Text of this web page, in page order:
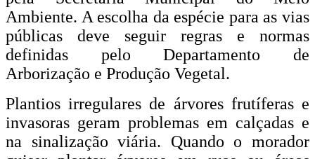
Ambiente. A escolha da espécie para as vias
públicas deve seguir regras e normas
definidas pelo Departamento de
Arborização e Produção Vegetal.
Plantios irregulares de árvores frutíferas e
invasoras geram problemas em calçadas e
na sinalização viária. Quando o morador